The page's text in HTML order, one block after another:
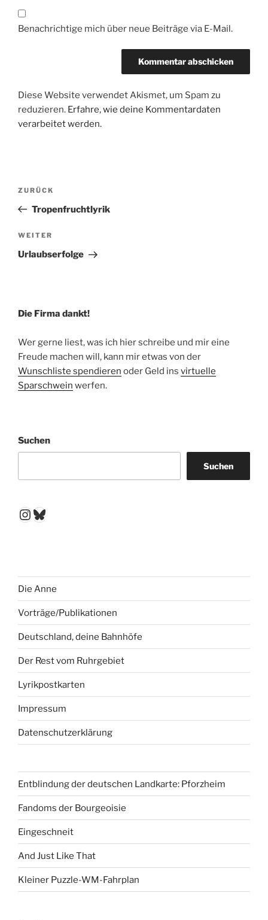
Benachrichtige mich über neue Beiträge via E-Mail.
Diese Website verwendet Akismet, um Spam zu
reduzieren. Erfahre, wie deine Kommentardaten
verarbeitet werden.
Beitragsnavigation
Vorheriger
Beitrag
ZURÜCK
Tropenfruchtlyrik
Nächster
Beitrag
WEITER
Urlaubserfolge
Die Firma dankt!
Wer gerne liest, was ich hier schreibe und mir eine
Freude machen will, kann mir etwas von der
Wunschliste spendieren oder Geld ins virtuelle
Sparschwein werfen.
Suchen
Suchen
Instagram
Bluesky
Die Anne
Vorträge/Publikationen
Deutschland, deine Bahnhöfe
Der Rest vom Ruhrgebiet
Lyrikpostkarten
Impressum
Datenschutzerklärung
Entblindung der deutschen Landkarte: Pforzheim
Fandoms der Bourgeoisie
Eingeschneit
And Just Like That
Kleiner Puzzle-WM-Fahrplan